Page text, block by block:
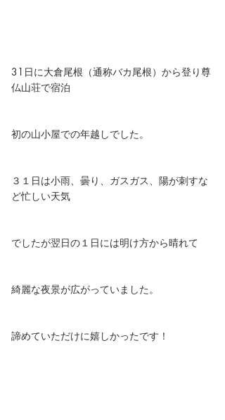
31日に大倉尾根（通称バカ尾根）から登り尊
仏山荘で宿泊
初の山小屋での年越しでした。
３１日は小雨、曇り、ガスガス、陽が刺すな
ど忙しい天気
でしたが翌日の１日には明け方から晴れて
綺麗な夜景が広がっていました。
諦めていただけに嬉しかったです！